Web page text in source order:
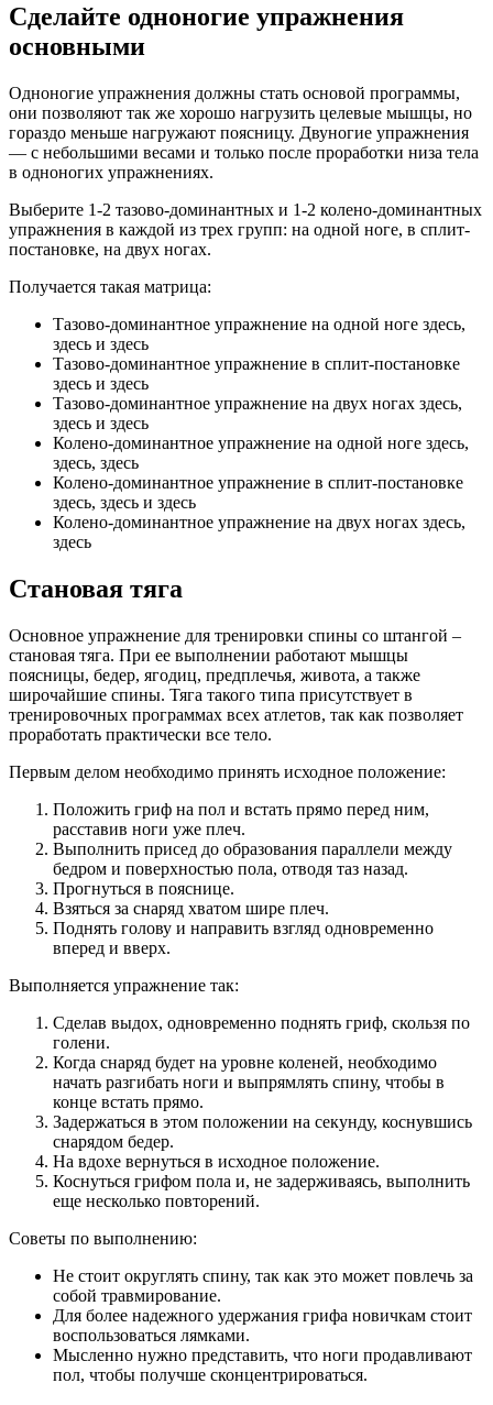
Сделайте одноногие упражнения
основными
Одноногие упражнения должны стать основой программы,
они позволяют так же хорошо нагрузить целевые мышцы, но
гораздо меньше нагружают поясницу. Двуногие упражнения
— с небольшими весами и только после проработки низа тела
в одноногих упражнениях.
Выберите 1-2 тазово-доминантных и 1-2 колено-доминантных
упражнения в каждой из трех групп: на одной ноге, в сплит-
постановке, на двух ногах.
Получается такая матрица:
Тазово-доминантное упражнение на одной ноге здесь,
здесь и здесь
Тазово-доминантное упражнение в сплит-постановке
здесь и здесь
Тазово-доминантное упражнение на двух ногах здесь,
здесь и здесь
Колено-доминантное упражнение на одной ноге здесь,
здесь, здесь
Колено-доминантное упражнение в сплит-постановке
здесь, здесь и здесь
Колено-доминантное упражнение на двух ногах здесь,
здесь
Становая тяга
Основное упражнение для тренировки спины со штангой –
становая тяга. При ее выполнении работают мышцы
поясницы, бедер, ягодиц, предплечья, живота, а также
широчайшие спины. Тяга такого типа присутствует в
тренировочных программах всех атлетов, так как позволяет
проработать практически все тело.
Первым делом необходимо принять исходное положение:
Положить гриф на пол и встать прямо перед ним,
расставив ноги уже плеч.
Выполнить присед до образования параллели между
бедром и поверхностью пола, отводя таз назад.
Прогнуться в пояснице.
Взяться за снаряд хватом шире плеч.
Поднять голову и направить взгляд одновременно
вперед и вверх.
Выполняется упражнение так:
Сделав выдох, одновременно поднять гриф, скользя по
голени.
Когда снаряд будет на уровне коленей, необходимо
начать разгибать ноги и выпрямлять спину, чтобы в
конце встать прямо.
Задержаться в этом положении на секунду, коснувшись
снарядом бедер.
На вдохе вернуться в исходное положение.
Коснуться грифом пола и, не задерживаясь, выполнить
еще несколько повторений.
Советы по выполнению:
Не стоит округлять спину, так как это может повлечь за
собой травмирование.
Для более надежного удержания грифа новичкам стоит
воспользоваться лямками.
Мысленно нужно представить, что ноги продавливают
пол, чтобы получше сконцентрироваться.